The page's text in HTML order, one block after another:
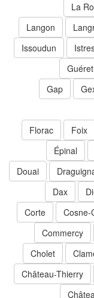
Langon
Issoudun
Gap
Florac
Épinal
Douai
Corte
Commercy
Cholet
Château-Thierry